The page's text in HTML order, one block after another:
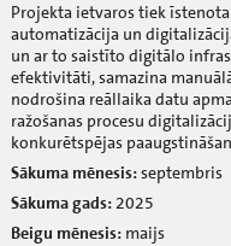
Par mums
Projekta ietvaros tiek
automatizācija un
un ar to saistīto digitālo
efektivitāti, samazina
nodrošina reāllaika datu
ražošanas procesu
konkurētspējas
Sākuma mēnesis:septembris
Sākuma gads:2025
Beigu mēnesis: maijs